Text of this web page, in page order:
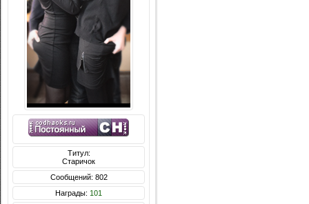
Титул:
Старичок
Сообщений: 802
Награды: 101